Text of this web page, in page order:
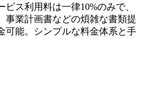
ス利用料は一律10%のみで、
事業計画書などの煩雑な書類提
可能。シンプルな料金体系と手